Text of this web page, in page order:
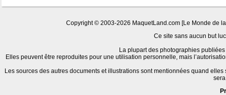
Copyright © 2003-2026 MaquetLand.com [Le Monde de
Ce site sans aucun but
La plupart des photographies
Elles peuvent être reproduites pour une utilisation personnelle, mais
Les sources des autres documents et illustrations sont mentionnées quand